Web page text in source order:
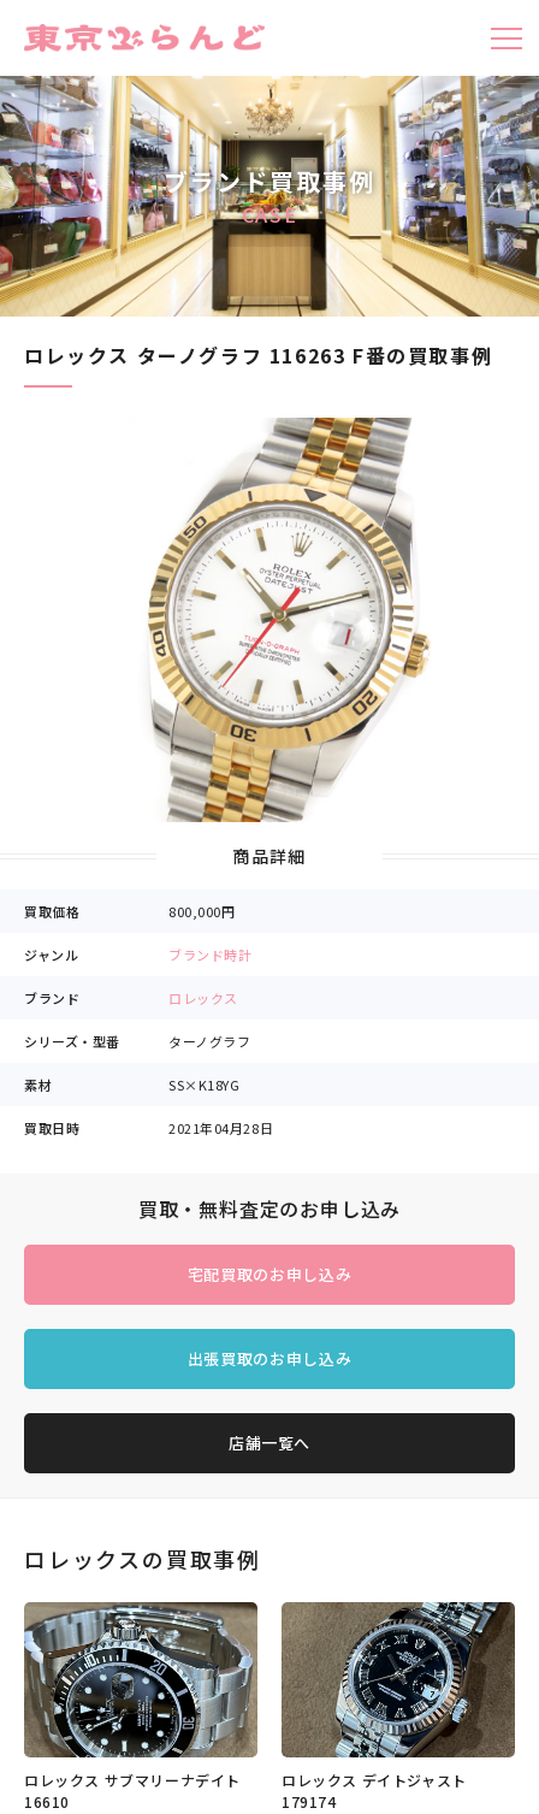
ブランド買取事例
CASE
ロレックス ターノグラフ 116263 F番の買取事例
商品詳細
買取価格 800,000円
ジャンル ブランド時計
ブランド ロレックス
シリーズ・型番 ターノグラフ
素材 SS×K18YG
買取日時 2021年04月28日
買取・無料査定のお申し込み
宅配買取のお申し込み
出張買取のお申し込み
店舗一覧へ
ロレックスの買取事例
ロレックス サブマリーナデイト
16610
ロレックス デイトジャスト
179174